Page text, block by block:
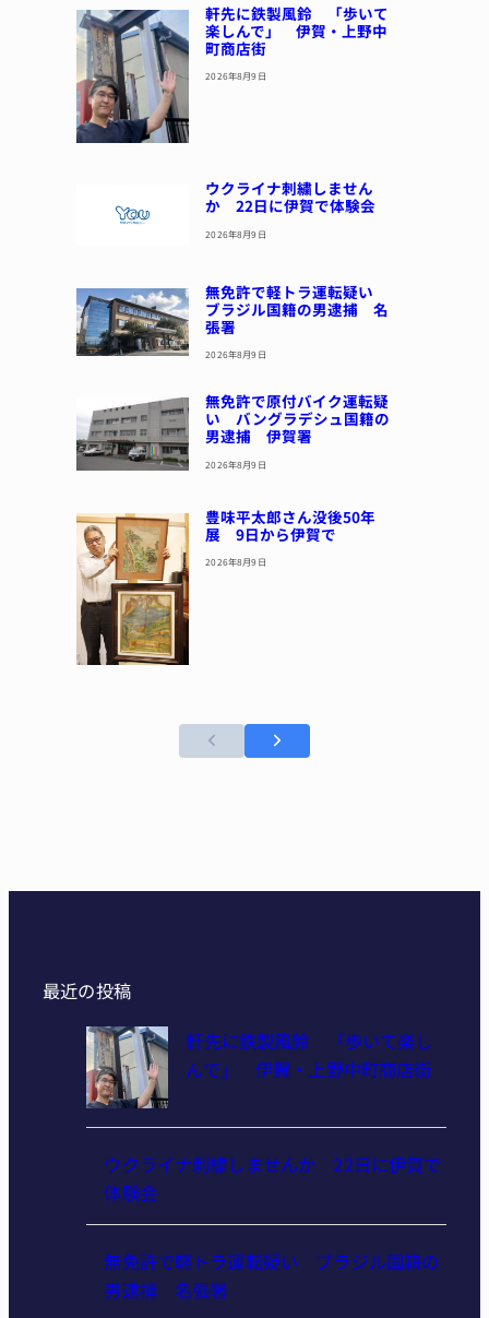
軒先に鉄製風鈴 「歩いて
楽しんで」 伊賀・上野中
町商店街
2026年8月9日
ウクライナ刺繍しません
か 22日に伊賀で体験会
2026年8月9日
無免許で軽トラ運転疑い
ブラジル国籍の男逮捕 名
張署
2026年8月9日
無免許で原付バイク運転疑
い バングラデシュ国籍の
男逮捕 伊賀署
2026年8月9日
豊味平太郎さん没後50年
展 9日から伊賀で
2026年8月9日
最近の投稿
軒先に鉄製風鈴 「歩いて楽し
んで」 伊賀・上野中町商店街
ウクライナ刺繍しませんか 22日に伊賀で
体験会
無免許で軽トラ運転疑い ブラジル国籍の
男逮捕 名張署